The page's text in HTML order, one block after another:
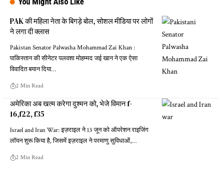
PAK की महिला नेता के बिगड़े बोल, सोशल मीडिया पर लोगों
ने लगा दी क्लास
Pakistan Senator Palwasha Mohammad Zai Khan :
पाकिस्तान की सीनेटर पलवशा मोहम्मद जई खान ने एक ऐसा
विवादित बयान दिया…
2 Min Read
अमेरिका अब खत्म करेगा दुश्मन को, भेजे विमान f-
16,f22, f35
Israel and Iran War: इज़राइल ने 13 जून को ऑपरेशन राइजिंग
लॉयन शुरू किया है, जिसमें इज़राइल ने परमाणु सुविधाओं,…
2 Min Read